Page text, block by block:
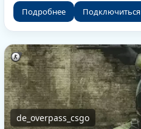
Подробнее Подключиться
de_overpass_csgo